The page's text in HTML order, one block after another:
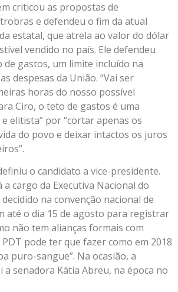
criticou as propostas de
e defendeu o fim da atual
estatal, que atrela ao valor do dólar
vendido no país. Ele defendeu
de gastos, um limite incluído na
despesas da União. “Vai ser
horas do nosso possível
Ciro, o teto de gastos é uma
elitista” por “cortar apenas os
do povo e deixar intactos os juros
o candidato a vice-presidente.
a cargo da Executiva Nacional do
na convenção nacional de
até o dia 15 de agosto para registrar
não tem alianças formais com
pode ter que fazer como em 2018
puro-sangue”. Na ocasião, a
a senadora Kátia Abreu, na época no